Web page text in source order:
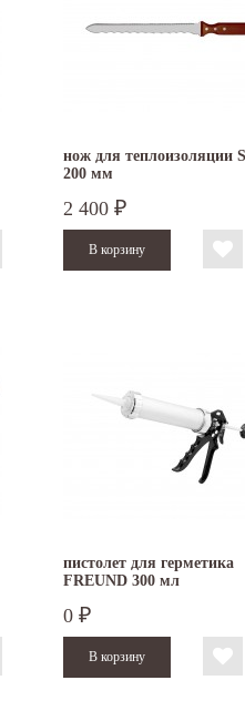
нож для теплоизоляции
200 мм
2 400 ₽
пистолет для герметика
FREUND 300 мл
0 ₽